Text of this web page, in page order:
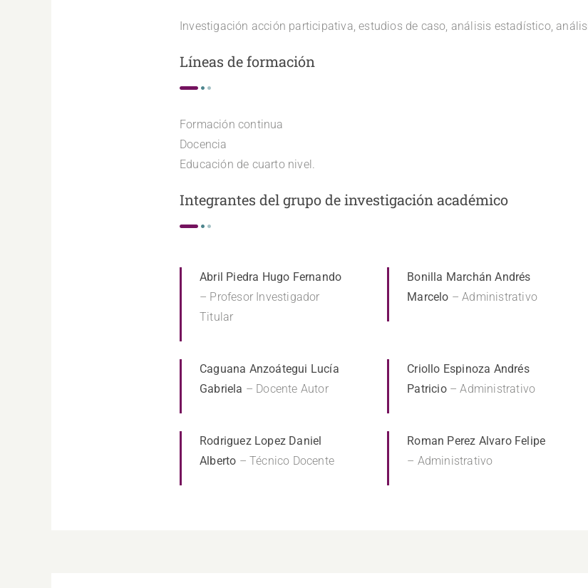
Investigación acción participativa, estudios de caso, análisis estadístico,
Líneas de formación
Formación continua
Docencia
Educación de cuarto nivel.
Integrantes del grupo de investigación académico
Abril Piedra Hugo Fernando
– Profesor Investigador
Titular
Bonilla Marchán Andrés
Marcelo – Administrativo
Caguana Anzoátegui Lucía
Gabriela – Docente Autor
Criollo Espinoza Andrés
Patricio– Administrativo
Rodriguez Lopez Daniel
Alberto – Técnico Docente
Roman Perez Alvaro Felipe
– Administrativo